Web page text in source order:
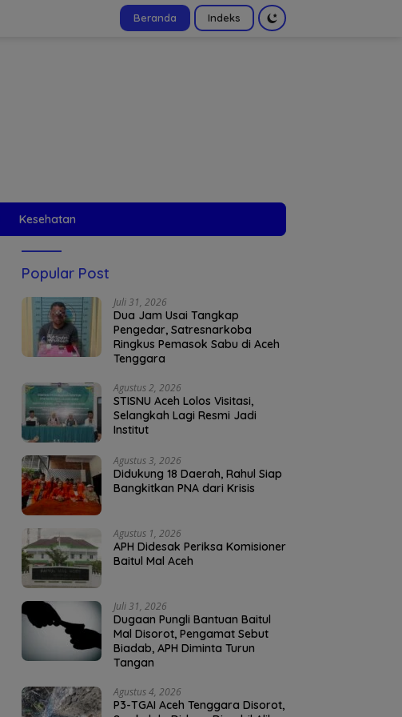
Beranda Indeks
Kesehatan
Popular Post
Juli 31, 2026
Dua Jam Usai Tangkap
Pengedar, Satresnarkoba
Ringkus Pemasok Sabu di Aceh
Tenggara
Agustus 2, 2026
STISNU Aceh Lolos Visitasi,
Selangkah Lagi Resmi Jadi
Institut
Agustus 3, 2026
Didukung 18 Daerah, Rahul Siap
Bangkitkan PNA dari Krisis
Agustus 1, 2026
APH Didesak Periksa Komisioner
Baitul Mal Aceh
Juli 31, 2026
Dugaan Pungli Bantuan Baitul
Mal Disorot, Pengamat Sebut
Biadab, APH Diminta Turun
Tangan
Agustus 4, 2026
P3-TGAI Aceh Tenggara Disorot,